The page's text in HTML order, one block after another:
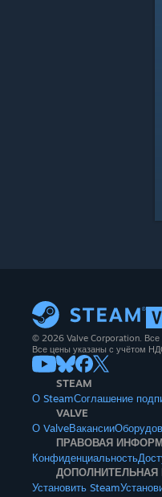
© 2026 Valve Corporation. Все
Все цены указаны с учётом
STEAM
О SteamСоглашение
VALVE
О ValveВакансии
ПРАВОВАЯ
Конфиденциальность
Установить Steam